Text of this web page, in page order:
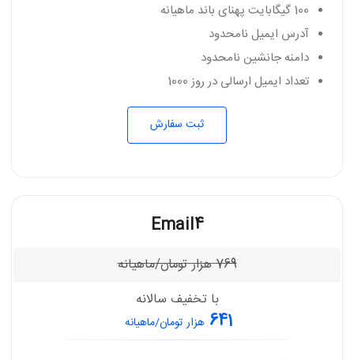
100 گیگابایت پهنای باند ماهیانه
آدرس ایمیل نامحدود
دامنه جانشین نامحدود
تعداد ایمیل ارسالی در روز 1000
ثبت سفارش
Email4
769هزار تومان/ماهیانه
با تخفیف سالانه
641 هزار تومان/ماهیانه